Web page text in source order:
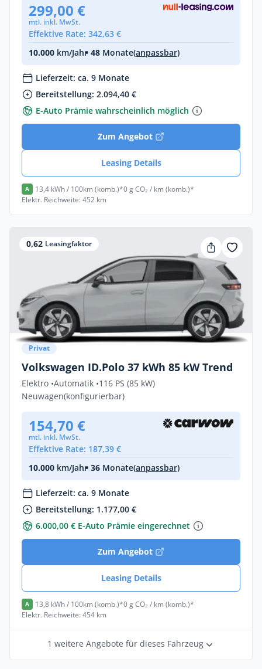
299,00 €
mtl. inkl. MwSt.
Effektive Rate: 342,63 €
10.000 km/Jahr• 48 Monate(anpassbar)
Lieferzeit: ca. 9 Monate
Bereitstellung: 2.094,40 €
E-Auto Prämie wahrscheinlich möglich
Zum Angebot
Leasing Details
A 13,4 kWh / 100km (komb.)*0 g CO₂ / km (komb.)*
Elektr. Reichweite: 452 km
0,62 Leasingfaktor
Privat
Volkswagen ID.Polo 37 kWh 85 kW Trend
Elektro •Automatik •116 PS (85 kW)
Neuwagen(konfigurierbar)
154,70 €
mtl. inkl. MwSt.
Effektive Rate: 187,39 €
10.000 km/Jahr• 36 Monate(anpassbar)
Lieferzeit: ca. 9 Monate
Bereitstellung: 1.177,00 €
6.000,00 € E-Auto Prämie eingerechnet
Zum Angebot
Leasing Details
A 13,8 kWh / 100km (komb.)*0 g CO₂ / km (komb.)*
Elektr. Reichweite: 454 km
1 weitere Angebote für dieses Fahrzeug